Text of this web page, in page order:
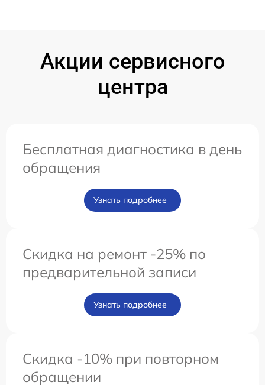
Акции сервисного
центра
Бесплатная диагностика в день
обращения
Узнать подробнее
Скидка на ремонт -25% по
предварительной записи
Узнать подробнее
Скидка -10% при повторном
обращении